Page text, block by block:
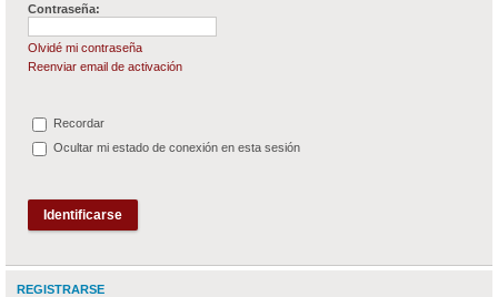
Contraseña:
Olvidé mi contraseña
Reenviar email de activación
Recordar
Ocultar mi estado de conexión en esta sesión
REGISTRARSE